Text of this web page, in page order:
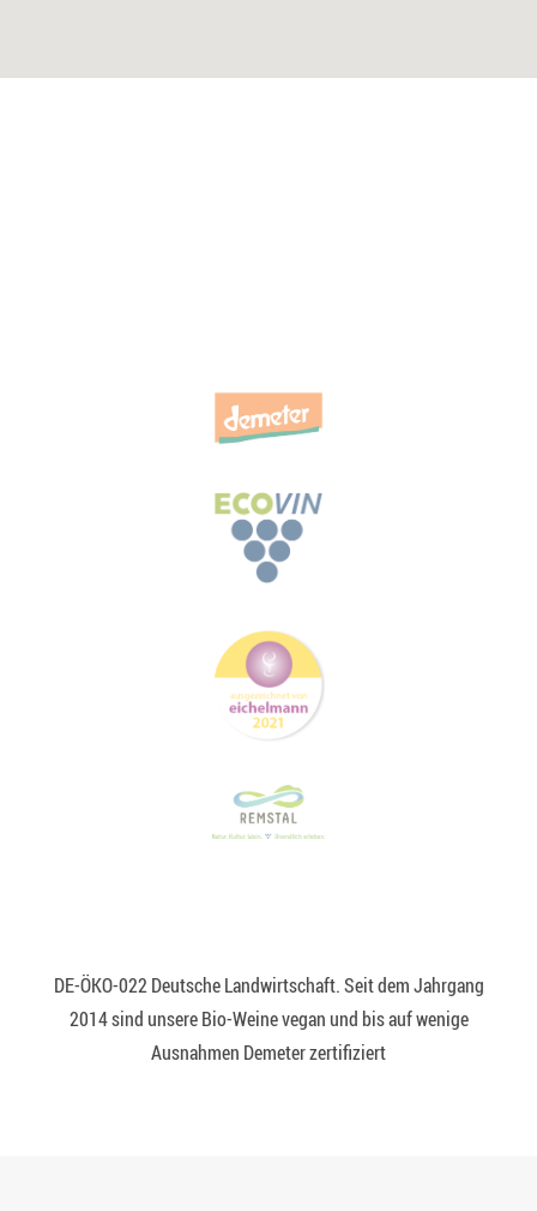
DE-ÖKO-022 Deutsche Landwirtschaft. Seit dem Jahrgang
2014 sind unsere Bio-Weine vegan und bis auf wenige
Ausnahmen Demeter zertifiziert